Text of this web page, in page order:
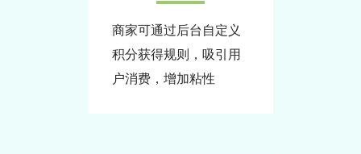
商家可通过后台自定义
积分获得规则，吸引用
户消费，增加粘性